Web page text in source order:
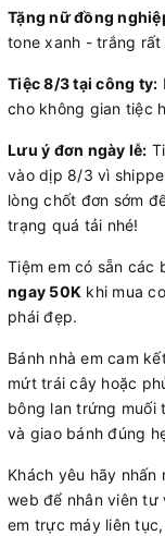
Tặng nữ đồng
tone xanh - trắng
Tiệc 8/3 tại công ty:
cho không gian tiệc
Lưu ý đơn ngày lễ:
vào dịp 8/3 vì
lòng chốt đơn sớm
trạng quá tải nhé!
Tiệm em có sẵn các
ngay 50K khi mua
phái đẹp.
Bánh nhà em cam
mứt trái cây hoặc
bông lan trứng muối
và giao bánh đúng
Khách yêu hãy
web để nhân viên tư
em trực máy liên